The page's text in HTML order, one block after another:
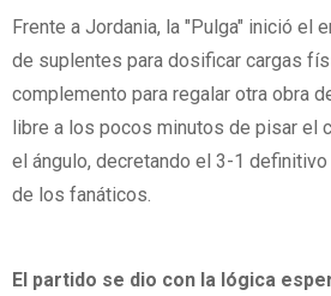
Frente a Jordania, la "Pulga" inició el
de suplentes para dosificar cargas
complemento para regalar otra obra
libre a los pocos minutos de pisar el
el ángulo, decretando el 3-1
de los fanáticos.
El partido se dio con la lógica